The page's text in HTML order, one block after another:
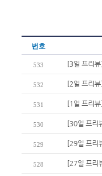
번호
533 [3일 프리
532 [2일 프리
531 [1일 프리
530 [30일 프리
529 [29일 프리
528 [27일 프리